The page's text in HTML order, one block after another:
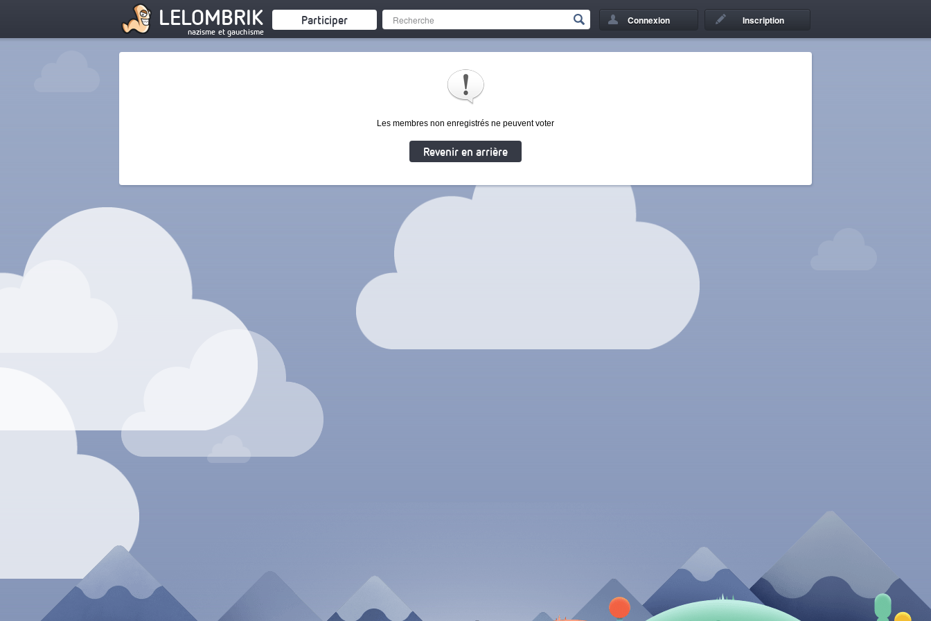
LELOMBRIK
nazisme et gauchisme
Participer Connexion Inscription
Les membres non enregistrés ne peuvent voter
Revenir en arrière